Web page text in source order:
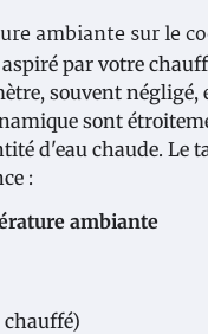
ambiante sur le
par votre
souvent
sont
d'eau chaude. Le
:
ambiante
chauffé)